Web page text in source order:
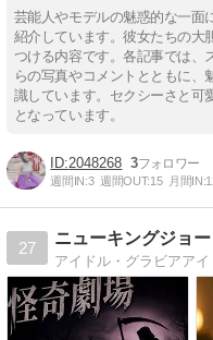
芸能人やモデルの魅惑的な一面
紹介しています。彼女たちの大
つける内容です。各記事では、
らの写真やコメントとともに、
識しています。セクシーさと可
となっています。
2048268 3
週間IN:3 週間OUT:15 月間IN:
27
ニューキングジョー